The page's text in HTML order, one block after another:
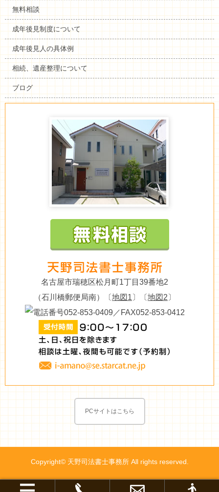
無料相談
成年後見制度について
成年後見人の具体例
相続、遺産整理について
ブログ
名古屋市瑞穂区松月町1丁目39番地2
（石川橋郵便局南）〔地図1 〕〔地図2 〕
PCサイトはこちら
Copyright© 天野司法書士事務所 All rights reserved.